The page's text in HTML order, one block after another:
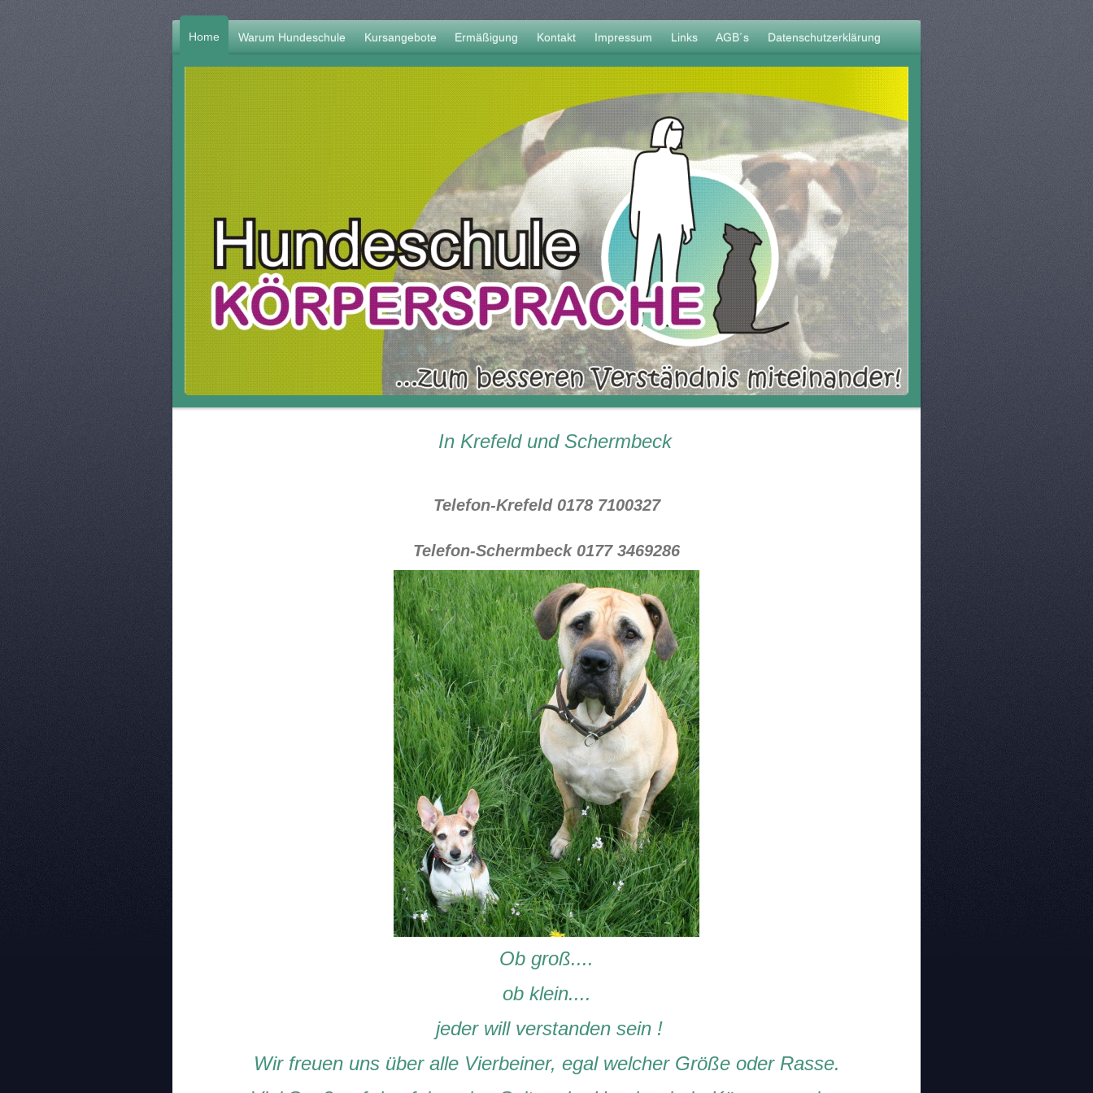
Home Warum Hundeschule Kursangebote Ermäßigung Kontakt Impressum Links AGB´s Datenschutzerklärung
In Krefeld und Schermbeck
Telefon-Krefeld 0178 7100327
Telefon-Schermbeck 0177 3469286
Ob groß....
ob klein....
jeder will verstanden sein !
Wir freuen uns über alle Vierbeiner, egal welcher Größe oder Rasse.